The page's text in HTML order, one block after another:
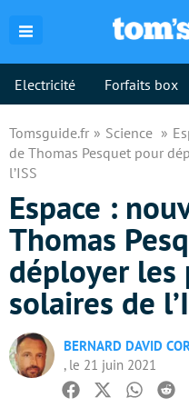
Electricité Forfaits box
Tomsguide.fr Science
de Thomas Pesquet pour
l’ISS
Espace :
Thomas
déployer les
solaires de
BERNARD DAVID
, le 21 juin 2021
Facebook
TwitterWhatsapp